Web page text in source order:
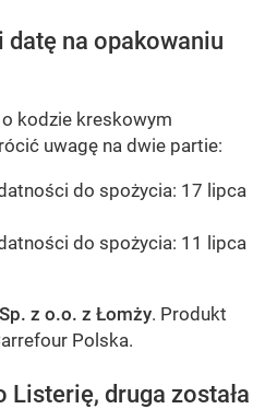
na opakowaniu
kodzie kreskowym
uwagę na dwie partie:
do spożycia: 17 lipca
do spożycia: 11 lipca
z o.o. z Łomży. Produkt
Polska.
druga została